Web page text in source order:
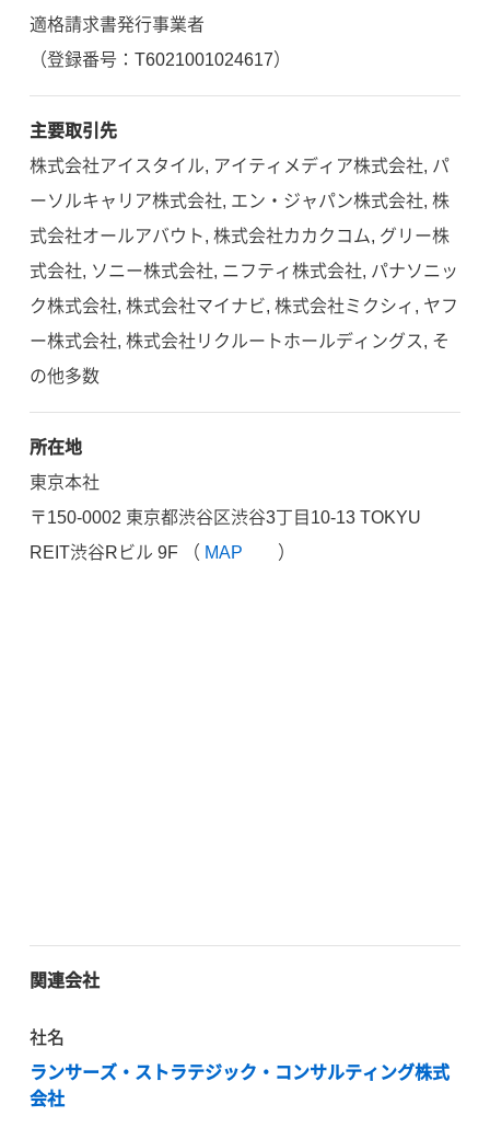
適格請求書発行事業者
（登録番号：T6021001024617）
主要取引先
株式会社アイスタイル, アイティメディア株式会社, パ
ーソルキャリア株式会社, エン・ジャパン株式会社, 株
式会社オールアバウト, 株式会社カカクコム, グリー株
式会社, ソニー株式会社, ニフティ株式会社, パナソニッ
ク株式会社, 株式会社マイナビ, 株式会社ミクシィ, ヤフ
ー株式会社, 株式会社リクルートホールディングス, そ
の他多数
所在地
東京本社
〒150-0002 東京都渋谷区渋谷3丁目10-13 TOKYU
REIT渋谷Rビル 9F （ MAP ）
関連会社
社名
ランサーズ・ストラテジック・コンサルティング株式
会社